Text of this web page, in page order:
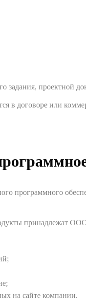
задания, проектной
в договоре или
программного
принадлежат
на сайте компании.